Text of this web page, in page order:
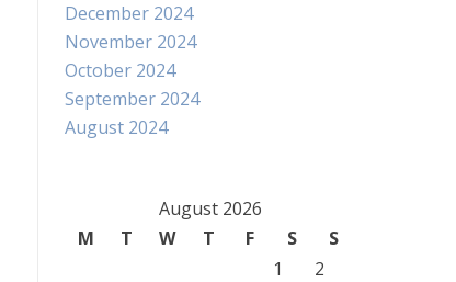
December 2024
November 2024
October 2024
September 2024
August 2024
August 2026
M
T W T F S
S
1
2